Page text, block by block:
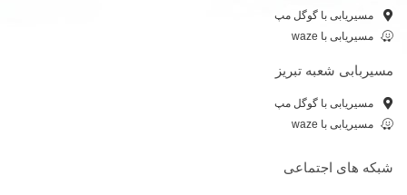
مسیریابی با گوگل مپ
مسیریابی با waze
مسیربابی شعبه تبریز
مسیریابی با گوگل مپ
مسیریابی با waze
شبکه های اجتماعی